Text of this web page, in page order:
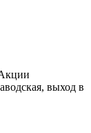
выход в